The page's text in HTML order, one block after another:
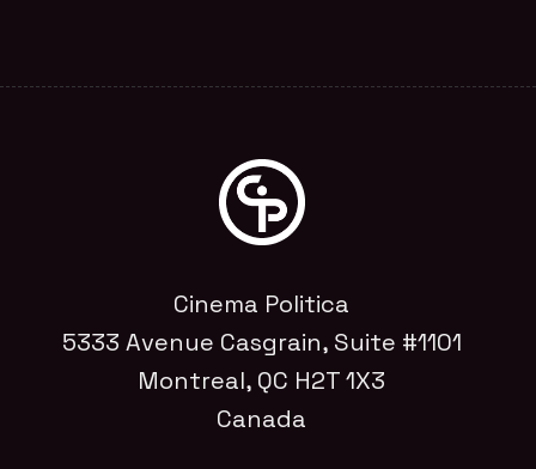
Cinema Politica
5333 Avenue Casgrain, Suite #1101
Montreal, QC H2T 1X3
Canada